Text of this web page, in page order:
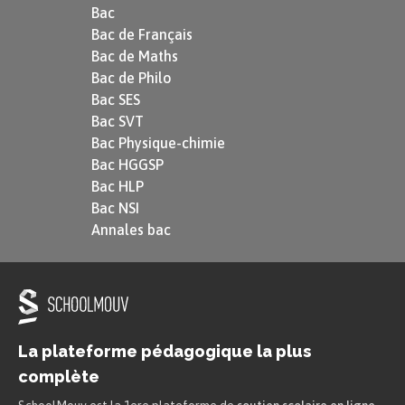
communistes. La France de De Gaulle est ainsi la
première à reconnaitre le gouvernement de la
Chine populaire de Mao Zedong comme la Chine
légitime, en 1964.
De plus, dans sa stratégie de puissance, De Gaulle
investit dans l’énergie nucléaire afin de doter la
France de l’ arme nucléaire
restreint club des pays dotés de l’arme atomique,
permettant de mener librement ses politiques.
secoue le camp des pays occidentaux, et en
particulier les États-Unis, qui se méfient du
Bac
Bac de Français
Bac de Maths
Bac de Philo
Bac SES
Bac SVT
Bac Physique-chimie
Bac HGGSP
Bac HLP
Bac NSI
Annales bac
La plateforme pédagogique la plus
complète